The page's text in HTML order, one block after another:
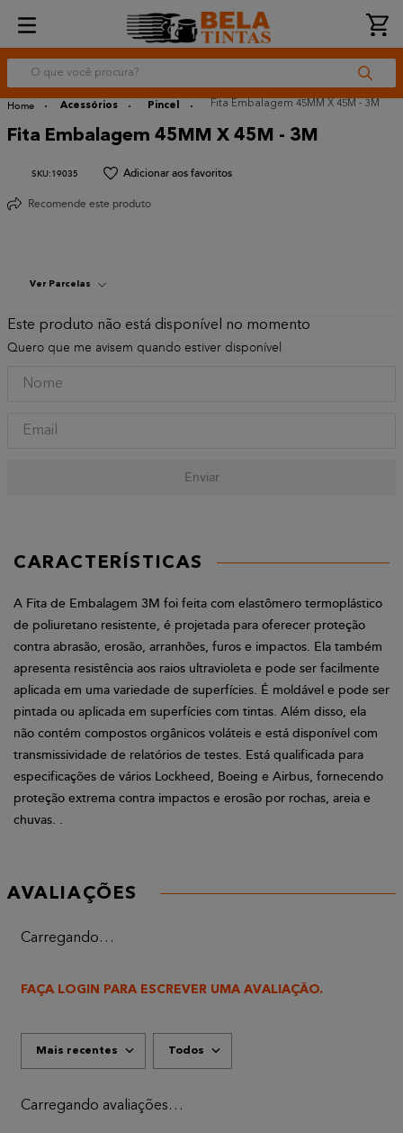
O que você procura?
Acessórios Pincel Fita Embalagem 45MM X 45M - 3M
Fita Embalagem 45MM X 45M - 3M
:19035
Recomende este produto
Ver Parcelas
Este produto não está disponível no momento
Quero que me avisem quando estiver disponível
Enviar
CARACTERÍSTICAS
A Fita de Embalagem 3M foi feita com elastômero termoplástico
de poliuretano resistente, é projetada para oferecer proteção
contra abrasão, erosão, arranhões, furos e impactos. Ela também
apresenta resistência aos raios ultravioleta e pode ser facilmente
aplicada em uma variedade de superfícies. É moldável e pode ser
pintada ou aplicada em superfícies com tintas. Além disso, ela
não contém compostos orgânicos voláteis e está disponível com
transmissividade de relatórios de testes. Está qualificada para
especificações de vários Lockheed, Boeing e Airbus, fornecendo
proteção extrema contra impactos e erosão por rochas, areia e
chuvas. .
AVALIAÇÕES
Carregando…
FAÇA LOGIN PARA ESCREVER UMA AVALIAÇÃO.
Mais recentes Todos
Carregando avaliações…